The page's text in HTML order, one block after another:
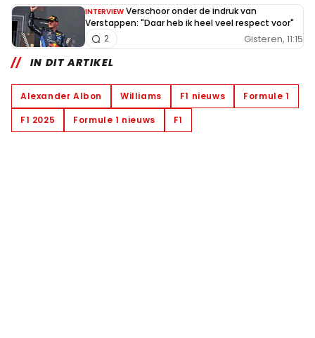
INTERVIEW Verschoor onder de indruk van
Verstappen: "Daar heb ik heel veel respect voor"
Gisteren, 11:15
2
IN DIT ARTIKEL
Alexander Albon Williams F1 nieuws
Formule 1
F1 2025
Formule 1 nieuws F1